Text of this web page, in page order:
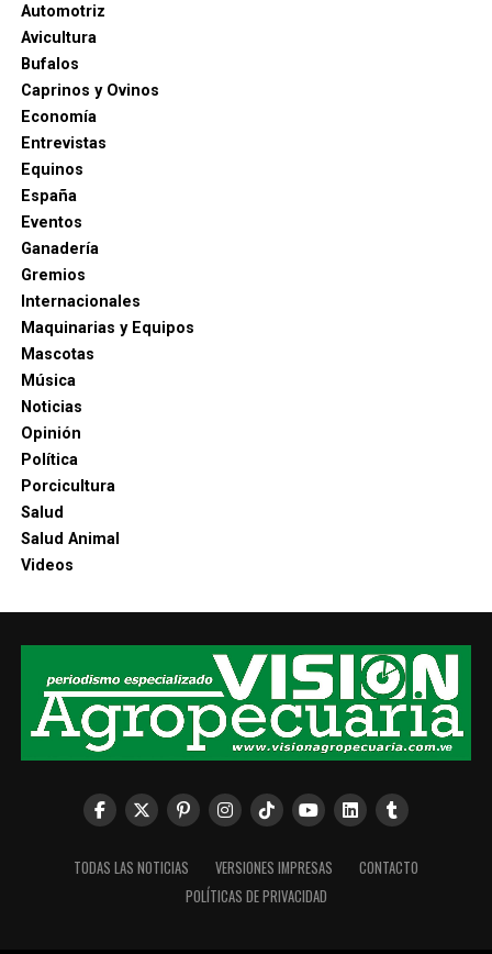
Automotriz
Avicultura
Bufalos
Caprinos y Ovinos
Economía
Entrevistas
Equinos
España
Eventos
Ganadería
Gremios
Internacionales
Maquinarias y Equipos
Mascotas
Música
Noticias
Opinión
Política
Porcicultura
Salud
Salud Animal
Videos
TODAS LAS NOTICIAS VERSIONES IMPRESAS
CONTACTO
POLÍTICAS DE PRIVACIDAD